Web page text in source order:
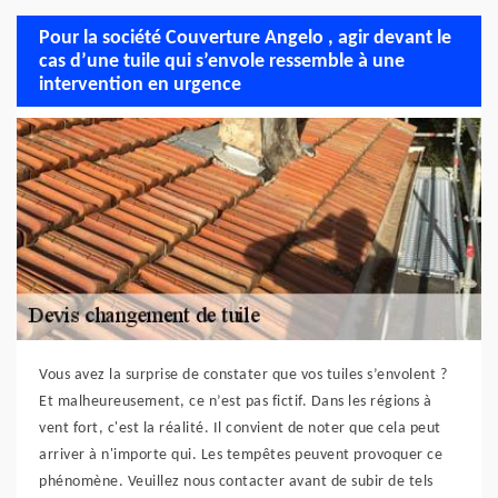
Pour la société Couverture Angelo , agir devant le
cas d’une tuile qui s’envole ressemble à une
intervention en urgence
Vous avez la surprise de constater que vos tuiles s’envolent ?
Et malheureusement, ce n’est pas fictif. Dans les régions à
vent fort, c'est la réalité. Il convient de noter que cela peut
arriver à n'importe qui. Les tempêtes peuvent provoquer ce
phénomène. Veuillez nous contacter avant de subir de tels